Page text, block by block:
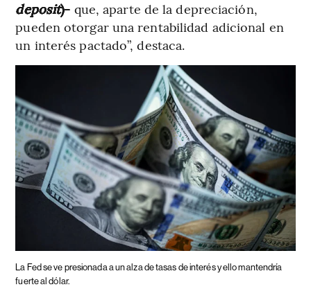
deposit)- que, aparte de la depreciación,
pueden otorgar una rentabilidad adicional en
un interés pactado”, destaca.
La Fed se ve presionada a un alza de tasas de interés y ello mantendría
fuerte al dólar.